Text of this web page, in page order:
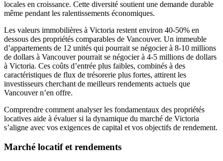
locales en croissance. Cette diversité soutient une demande durable
même pendant les ralentissements économiques.
Les valeurs immobilières à Victoria restent environ 40-50% en
dessous des propriétés comparables de Vancouver. Un immeuble
d’appartements de 12 unités qui pourrait se négocier à 8-10 millions
de dollars à Vancouver pourrait se négocier à 4-5 millions de dollars
à Victoria. Ces coûts d’entrée plus faibles, combinés à des
caractéristiques de flux de trésorerie plus fortes, attirent les
investisseurs cherchant de meilleurs rendements actuels que
Vancouver n’en offre.
Comprendre comment analyser les fondamentaux des propriétés
locatives aide à évaluer si la dynamique du marché de Victoria
s’aligne avec vos exigences de capital et vos objectifs de rendement.
Marché locatif et rendements